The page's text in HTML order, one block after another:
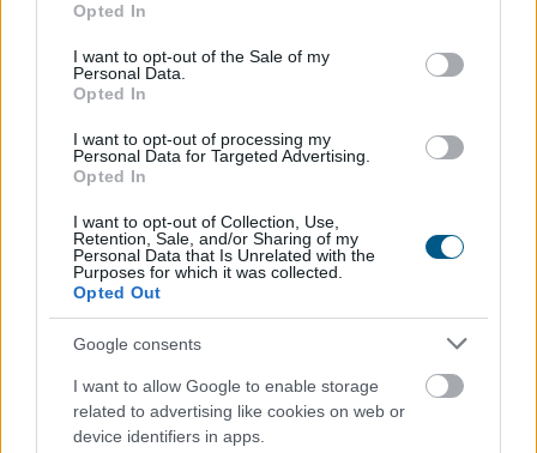
use your data for below specified purposes in below Google
consent section.
Opted In
I want to opt-out of the Sale of my
Personal Data.
Opted In
I want to opt-out of processing my
Personal Data for Targeted Advertising.
Opted In
I want to opt-out of Collection, Use,
Retention, Sale, and/or Sharing of my
Personal Data that Is Unrelated with the
Purposes for which it was collected.
Opted Out
Google consents
I want to allow Google to enable storage
related to advertising like cookies on web or
device identifiers in apps.
Kedvező vállalati jelentések támogatták az európai piacokat